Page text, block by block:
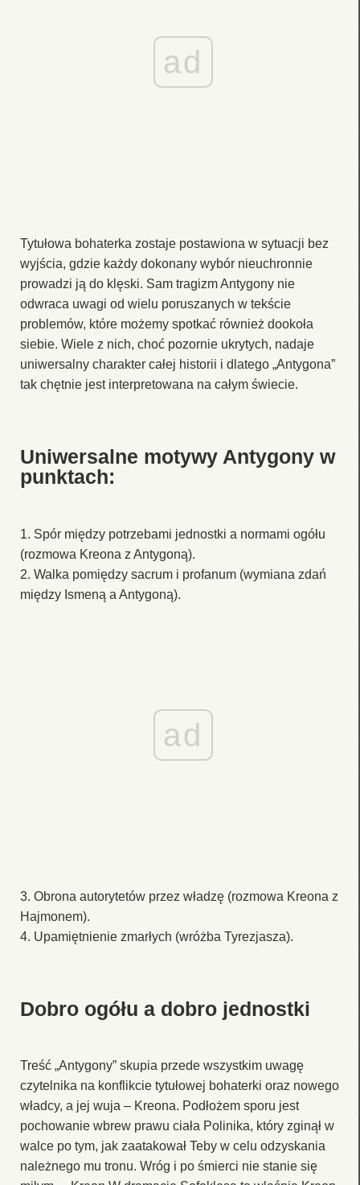
ad
Tytułowa bohaterka zostaje postawiona w sytuacji bez
wyjścia, gdzie każdy dokonany wybór nieuchronnie
prowadzi ją do klęski. Sam tragizm Antygony nie
odwraca uwagi od wielu poruszanych w tekście
problemów, które możemy spotkać również dookoła
siebie. Wiele z nich, choć pozornie ukrytych, nadaje
uniwersalny charakter całej historii i dlatego „Antygona”
tak chętnie jest interpretowana na całym świecie.
Uniwersalne motywy Antygony w
punktach:
1. Spór między potrzebami jednostki a normami ogółu
(rozmowa Kreona z Antygoną).
2. Walka pomiędzy sacrum i profanum (wymiana zdań
między Ismeną a Antygoną).
ad
3. Obrona autorytetów przez władzę (rozmowa Kreona z
Hajmonem).
4. Upamiętnienie zmarłych (wróżba Tyrezjasza).
Dobro ogółu a dobro jednostki
Treść „Antygony” skupia przede wszystkim uwagę
czytelnika na konflikcie tytułowej bohaterki oraz nowego
władcy, a jej wuja – Kreona. Podłożem sporu jest
pochowanie wbrew prawu ciała Polinika, który zginął w
walce po tym, jak zaatakował Teby w celu odzyskania
należnego mu tronu. Wróg i po śmierci nie stanie się